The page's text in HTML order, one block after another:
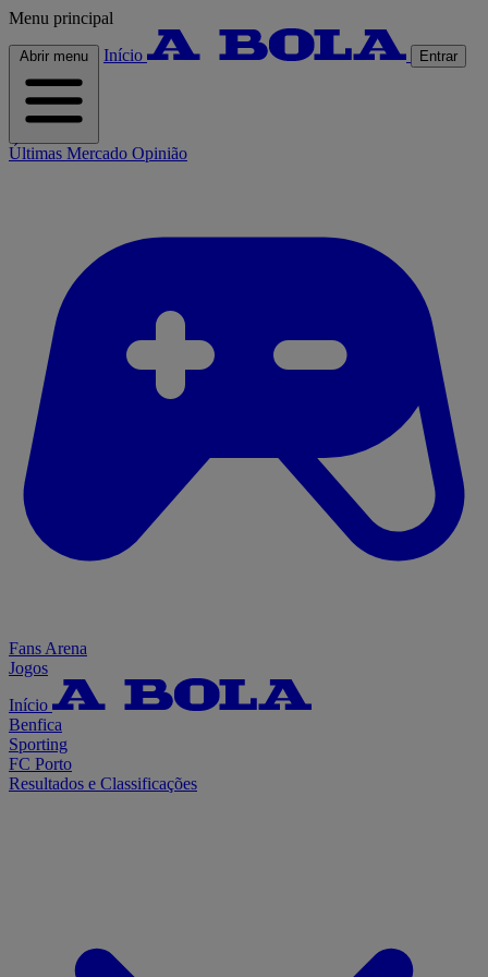
Menu principal
Abrir menu Início Entrar
Últimas Mercado Opinião
Fans Arena
Jogos
Início
Benfica
Sporting
FC Porto
Resultados e Classificações